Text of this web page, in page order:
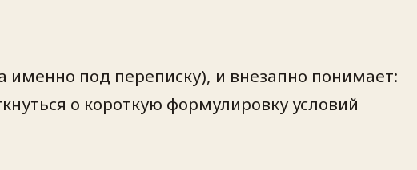
именно под переписку), и внезапно понимает:
о короткую формулировку условий